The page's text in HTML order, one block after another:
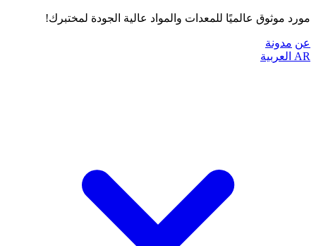
مورد موثوق عالميًا للمعدات والمواد عالية الجودة لمختبرك!
عن مدونة
AR العربية